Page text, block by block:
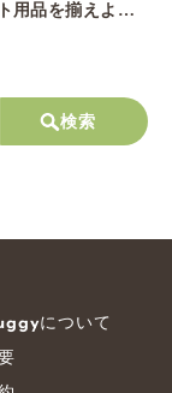
検索
用品を揃えよ
について